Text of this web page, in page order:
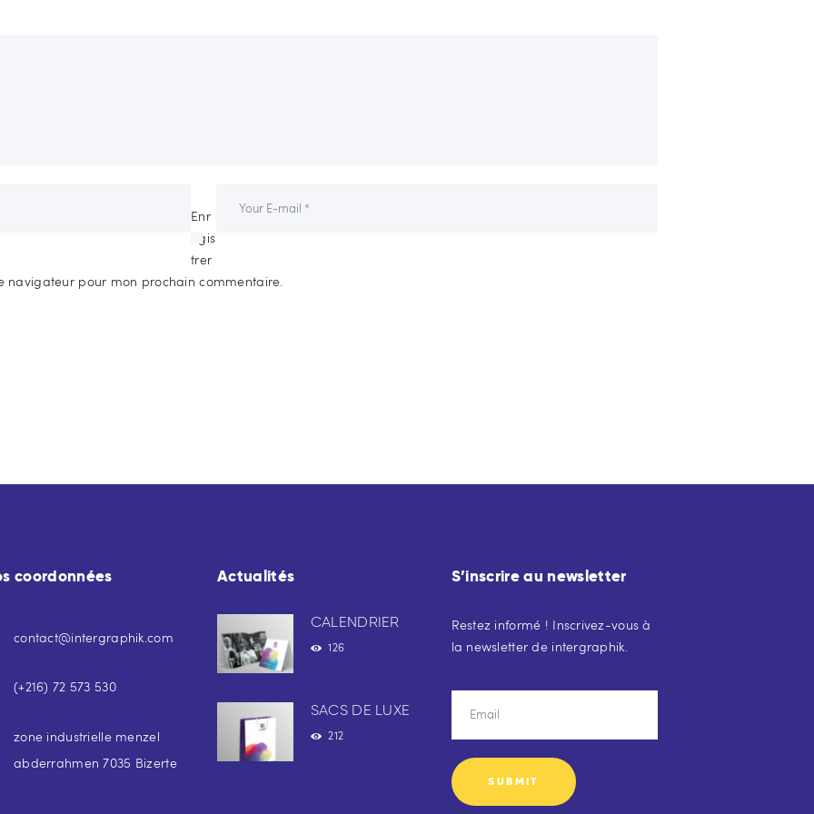
Enr
egis
trer
pour mon prochain commentaire.
coordonnées
contact@intergraphik.com
(+216) 72 573 530
zone industrielle menzel
abderrahmen 7035 Bizerte
Actualités
CALENDRIER
126
SACS DE LUXE
212
S’inscrire au newsletter
Restez informé ! Inscrivez-vous à
la newsletter de intergraphik.